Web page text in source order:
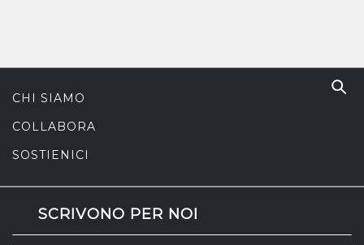
CHI SIAMO
COLLABORA
SOSTIENICI
SCRIVONO PER NOI